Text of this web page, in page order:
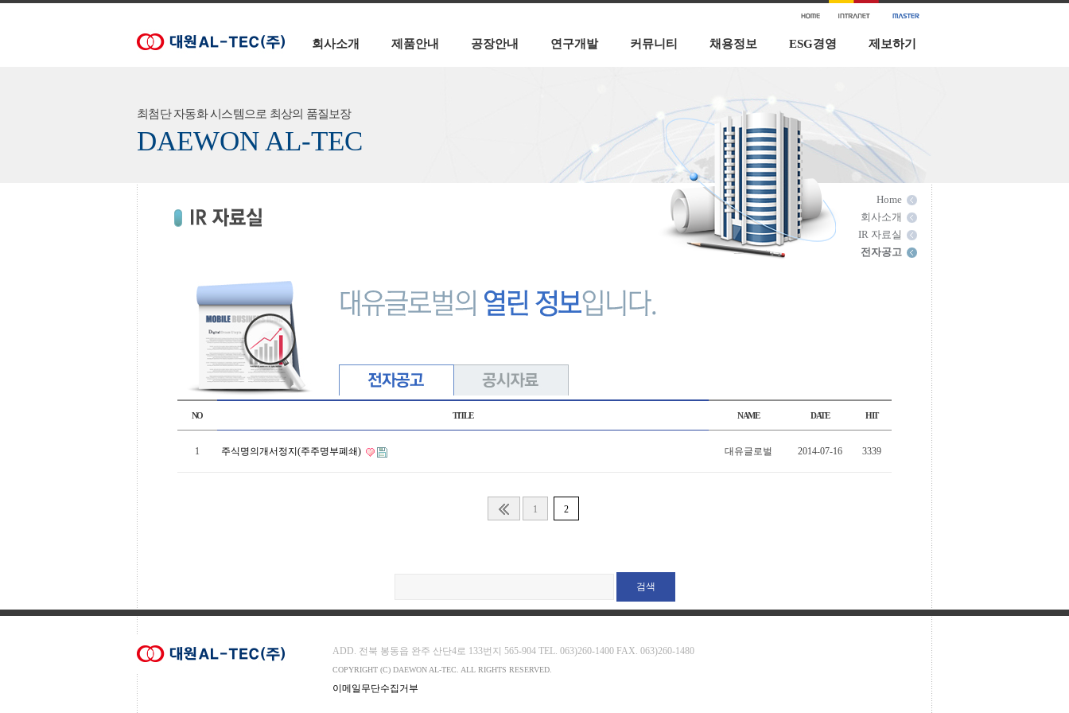
회사소개 제품안내 공장안내 연구개발 커뮤니티 채용정보 ESG경영 제보하기
Home
회사소개
IR 자료실
전자공고
최첨단 자동화 시스템으로 최상의 품질보장
DAEWON AL-TEC
NO TITLE NAME DATE HIT
1 주식명의개서정지(주주명부폐쇄) 대유글로벌 2014-07-16 3339
1 2
ADD. 전북 봉동읍 완주 산단4로 133번지 565-904 TEL. 063)260-1400 FAX. 063)260-1480
COPYRIGHT (C) DAEWON AL-TEC. ALL RIGHTS RESERVED.
이메일무단수집거부